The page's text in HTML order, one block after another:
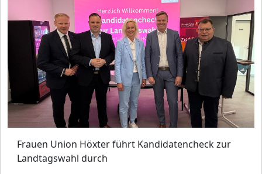
Frauen Union Höxter führt Kandidatencheck zur
Landtagswahl durch